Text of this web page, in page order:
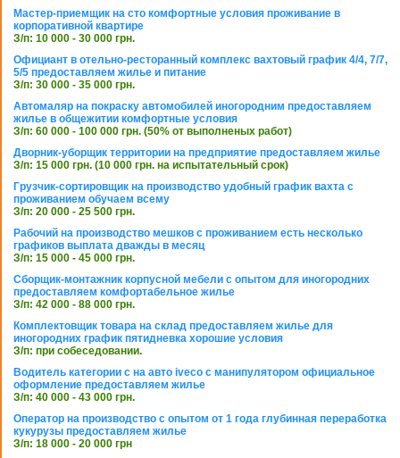
Мастер-приемщик на сто комфортные условия проживание в
корпоративной квартире
З/п: 10 000 - 30 000 грн.
Официант в отельно-ресторанный комплекс вахтовый график 4/4, 7/7,
5/5 предоставляем жилье и питание
З/п: 30 000 - 35 000 грн.
Автомаляр на покраску автомобилей иногородним предоставляем
жилье в общежитии комфортные условия
З/п: 60 000 - 100 000 грн. (50% от выполненых работ)
Дворник-уборщик территории на предприятие предоставляем жилье
З/п: 15 000 грн. (10 000 грн. на испытательный срок)
Грузчик-сортировщик на производство удобный график вахта с
проживанием обучаем всему
З/п: 20 000 - 25 500 грн.
Рабочий на производство мешков с проживанием есть несколько
графиков выплата дважды в месяц
З/п: 15 000 - 45 000 грн.
Сборщик-монтажник корпусной мебели с опытом для иногородних
предоставляем комфортабельное жилье
З/п: 42 000 - 88 000 грн.
Комплектовщик товара на склад предоставляем жилье для
иногородних график пятидневка хорошие условия
З/п: при собеседовании.
Водитель категории с на авто iveco с манипулятором официальное
оформление предоставляем жилье
З/п: 40 000 - 43 000 грн.
Оператор на производство с опытом от 1 года глубинная переработка
кукурузы предоставляем жилье
З/п: 18 000 - 20 000 грн